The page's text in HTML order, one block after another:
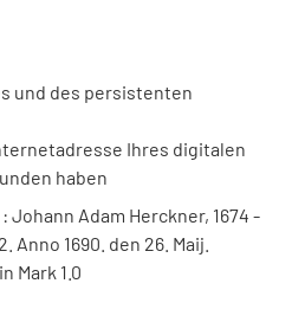
und des persistenten
Ihres digitalen
haben
Adam Herckner, 1674 -
Anno 1690. den 26. Maij.
Mark 1.0